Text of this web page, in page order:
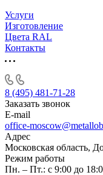
Услуги
Изготовление
Цвета RAL
Контакты
8 (495) 481-71-28
Заказать звонок
E-mail
office-
Адрес
Московская область,
Режим работы
Пн. – Пт.: с 9:00 до